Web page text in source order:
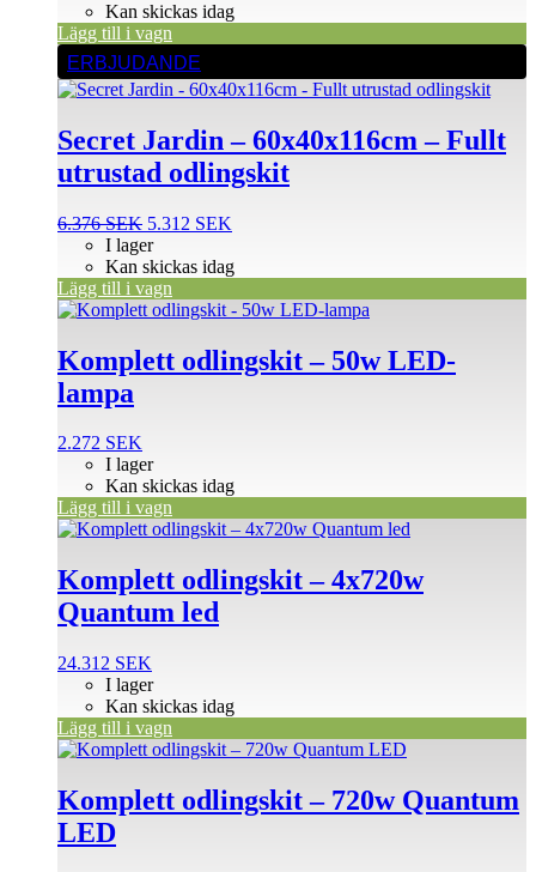
Kan skickas idag
Lägg till i vagn
ERBJUDANDE
Secret Jardin – 60x40x116cm – Fullt
utrustad odlingskit
6.376SEK Det
ursprungliga
priset
var:
6.376 SEK.
5.312 SEK
priset
5.312 SEK.
I lager
Kan skickas idag
Lägg till i vagn
Komplett odlingskit – 50w LED-
lampa
2.272 SEK
I lager
Kan skickas idag
Lägg till i vagn
Komplett odlingskit – 4x720w
Quantum led
24.312 SEK
I lager
Kan skickas idag
Lägg till i vagn
Komplett odlingskit – 720w Quantum
LED